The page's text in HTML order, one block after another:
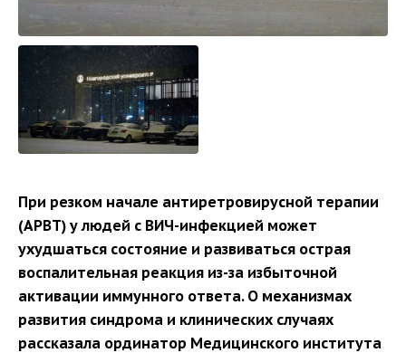
При резком начале антиретровирусной терапии
(АРВТ) у людей с ВИЧ-инфекцией может
ухудшаться состояние и развиваться острая
воспалительная реакция из-за избыточной
активации иммунного ответа. О механизмах
развития синдрома и клинических случаях
рассказала ординатор Медицинского института